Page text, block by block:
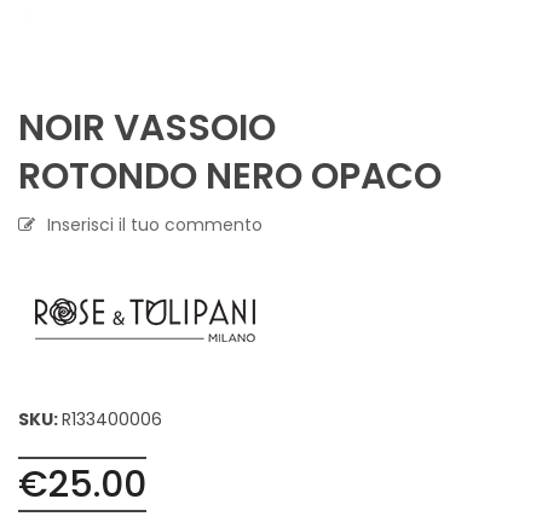
NOIR VASSOIO
ROTONDO NERO OPACO
Inserisci il tuo commento
SKU:R133400006
€25.00